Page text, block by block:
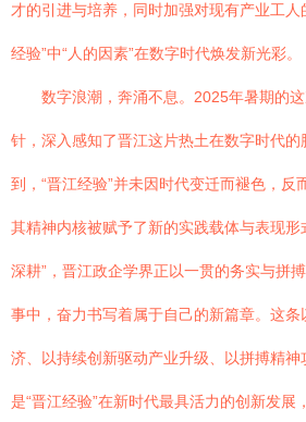
才的引进与培养，同时加强对现有产业工人
经验”中“人的因素”在数字时代焕发新光彩。
数字浪潮，奔涌不息。2025年暑期的
针，深入感知了晋江这片热土在数字时代
到，“晋江经验”并未因时代变迁而褪色，反
其精神内核被赋予了新的实践载体与表现形
深耕”，晋江政企学界正以一贯的务实与拼
事中，奋力书写着属于自己的新篇章。这
济、以持续创新驱动产业升级、以拼搏精
是“晋江经验”在新时代最具活力的创新发展